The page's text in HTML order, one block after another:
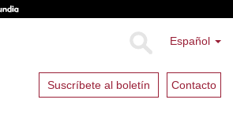
Español
Suscríbete al boletín Contacto